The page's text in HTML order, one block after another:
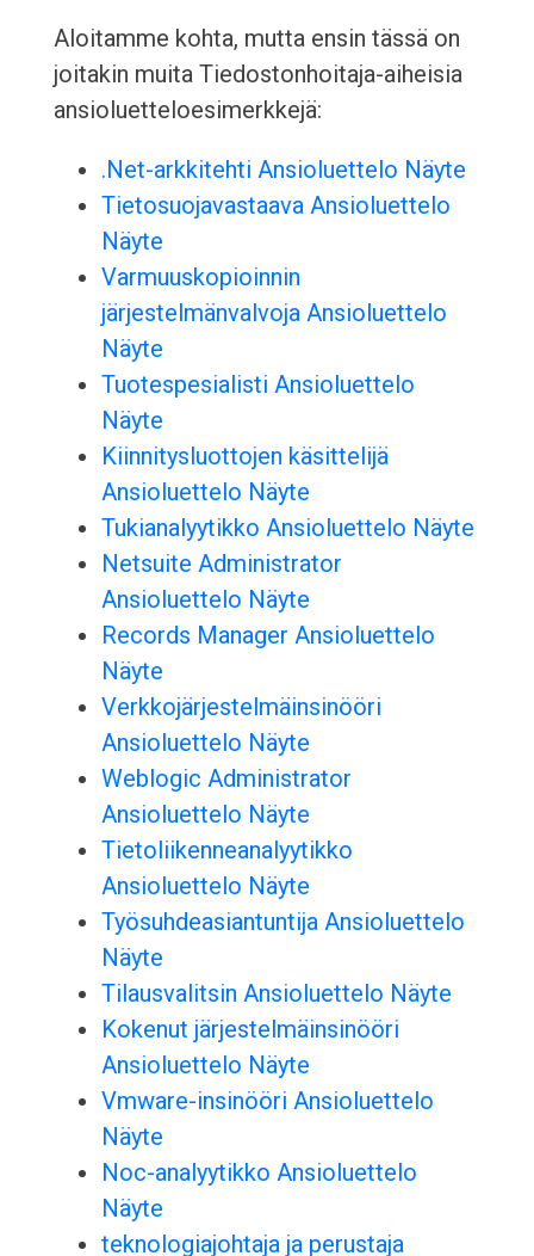
Aloitamme kohta, mutta ensin tässä on
joitakin muita Tiedostonhoitaja-aiheisia
ansioluetteloesimerkkejä:
.Net-arkkitehti Ansioluettelo Näyte
Tietosuojavastaava Ansioluettelo
Näyte
Varmuuskopioinnin
järjestelmänvalvoja Ansioluettelo
Näyte
Tuotespesialisti Ansioluettelo
Näyte
Kiinnitysluottojen käsittelijä
Ansioluettelo Näyte
Tukianalyytikko Ansioluettelo Näyte
Netsuite Administrator
Ansioluettelo Näyte
Records Manager Ansioluettelo
Näyte
Verkkojärjestelmäinsinööri
Ansioluettelo Näyte
Weblogic Administrator
Ansioluettelo Näyte
Tietoliikenneanalyytikko
Ansioluettelo Näyte
Työsuhdeasiantuntija Ansioluettelo
Näyte
Tilausvalitsin Ansioluettelo Näyte
Kokenut järjestelmäinsinööri
Ansioluettelo Näyte
Vmware-insinööri Ansioluettelo
Näyte
Noc-analyytikko Ansioluettelo
Näyte
teknologiajohtaja ja perustaja